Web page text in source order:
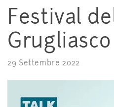
Festival
Grugliasco
29 Settembre 2022